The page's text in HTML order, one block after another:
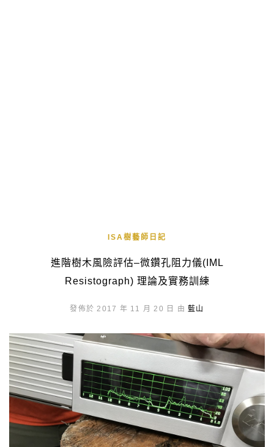
ISA樹藝師日記
進階樹木風險評估–微鑽孔阻力儀(IML
Resistograph) 理論及實務訓練
發佈於 2017 年 11 月 20 日 由 藍山